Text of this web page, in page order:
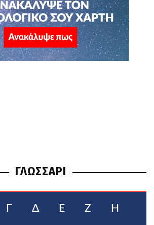
ΓΛΩΣΣΑΡΙ
Γ Δ Ε Ζ Η